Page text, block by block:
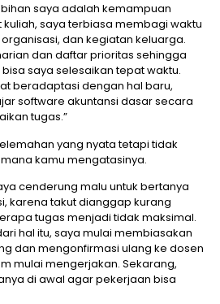
saya adalah kemampuan
saya terbiasa membagi waktu
dan kegiatan keluarga.
dan daftar prioritas sehingga
saya selesaikan tepat waktu.
beradaptasi dengan hal baru,
software akuntansi dasar secara
tugas.”
yang nyata tetapi tidak
kamu mengatasinya.
cenderung malu untuk bertanya
karena takut dianggap kurang
tugas menjadi tidak maksimal.
hal itu, saya mulai membiasakan
dan mengonfirmasi ulang ke dosen
mulai mengerjakan. Sekarang,
di awal agar pekerjaan bisa